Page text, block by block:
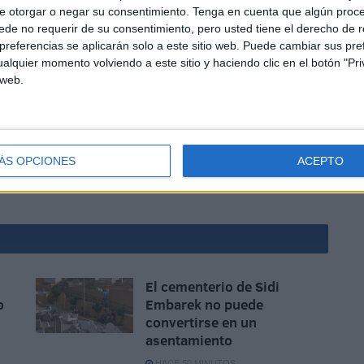
otorgar o negar su consentimiento. Tenga en cuenta que algún
no requerir de su consentimiento, pero usted tiene el derecho de
se aplicarán solo a este sitio web. Puede cambiar sus
momento volviendo a este sitio y haciendo clic en el botón
OPCIONES ACEPTO
que todo esto puede tener en el caso concreto de
al que Estados Unidos viene considerando una
de Asuntos Estratégicos advirtiera de la
una plan de defensa específico para Ceuta-
está poniendo en marcha una creciente industria
indias e israelíes.
El cementerio de Sidi
Embarek no puede
convertirse en un
asentamiento